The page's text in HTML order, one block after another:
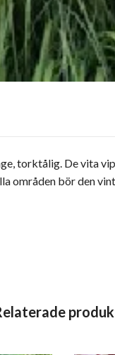
torktålig. De vita
områden bör den